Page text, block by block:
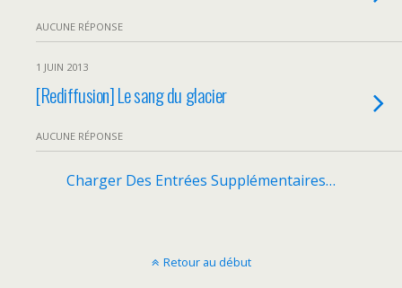
AUCUNE RÉPONSE
1 JUIN 2013
[Rediffusion] Le sang du glacier
AUCUNE RÉPONSE
Charger Des Entrées Supplémentaires…
Retour au début